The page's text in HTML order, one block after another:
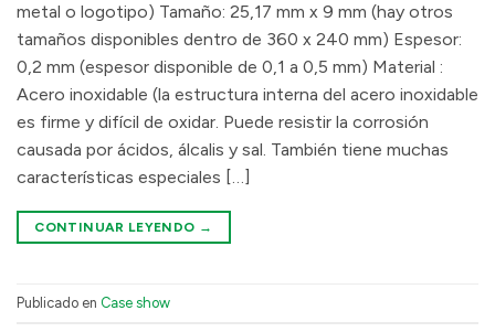
metal o logotipo) Tamaño: 25,17 mm x 9 mm (hay otros
tamaños disponibles dentro de 360 x 240 mm) Espesor:
0,2 mm (espesor disponible de 0,1 a 0,5 mm) Material :
Acero inoxidable (la estructura interna del acero inoxidable
es firme y difícil de oxidar. Puede resistir la corrosión
causada por ácidos, álcalis y sal. También tiene muchas
características especiales […]
CONTINUAR LEYENDO →
Publicado en Case show